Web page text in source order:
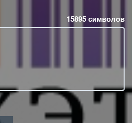
15895символов